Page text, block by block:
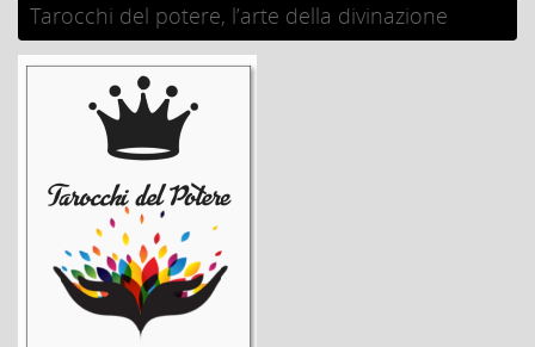
Tarocchi del potere, l’arte della divinazione